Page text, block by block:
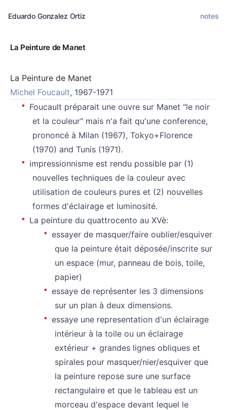
Eduardo Gonzalez Ortiz notes
La Peinture de Manet
La Peinture de Manet
Michel Foucault, 1967-1971
Foucault préparait une ouvre sur Manet "le noir
et la couleur" mais n'a fait qu'une conference,
prononcé à Milan (1967), Tokyo+Florence
(1970) and Tunis (1971).
impressionnisme est rendu possible par (1)
nouvelles techniques de la couleur avec
utilisation de couleurs pures et (2) nouvelles
formes d'éclairage et luminosité.
La peinture du quattrocento au XVè:
essayer de masquer/faire oublier/esquiver
que la peinture était déposée/inscrite sur
un espace (mur, panneau de bois, toile,
papier)
essaye de représenter les 3 dimensions
sur un plan à deux dimensions.
essaye une representation d'un éclairage
intérieur à la toile ou un éclairage
extérieur + grandes lignes obliques et
spirales pour masquer/nier/esquiver que
la peinture repose sure une surface
rectangulaire et que le tableau est un
morceau d'espace devant lequel le